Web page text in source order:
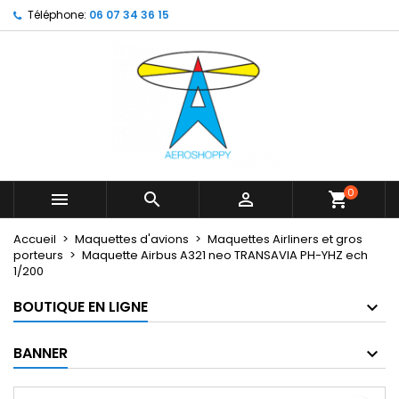
Téléphone: 06 07 34 36 15
   shopping_cart0
Accueil Maquettes d'avions
Maquettes Airliners et gros
porteurs
Maquette Airbus A321 neo TRANSAVIA PH-YHZ ech
1/200
BOUTIQUE EN LIGNE
BANNER
My wishlists ×
Create new list
Créer une liste d'envies ×
Nom de la liste d'envies
Connexion ×
Vous devez être connecté pour ajouter des produits
Annuler